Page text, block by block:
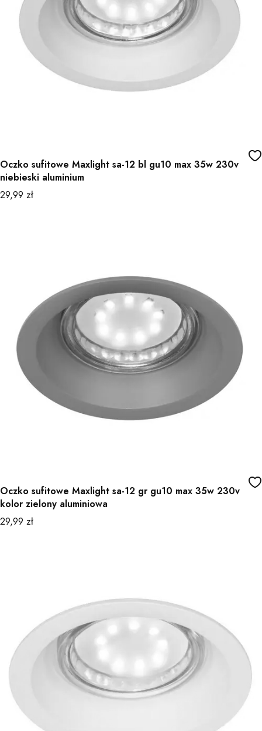
Oczko sufitowe Maxlight sa-12 bl gu10 max 35w 230v
niebieski aluminium
Cena
29,99 zł
Oczko sufitowe Maxlight sa-12 gr gu10 max 35w 230v
kolor zielony aluminiowa
Cena
29,99 zł